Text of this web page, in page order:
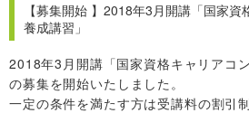
【募集開始 】2018年3月開講「国家
養成講習」
2018年3月開講「国家資格キャリアコ
の募集を開始いたしました。
一定の条件を満たす方は受講料の割引